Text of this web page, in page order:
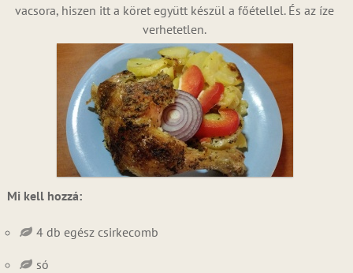
vacsora, hiszen itt a köret együtt készül a főétellel. És az íze
verhetetlen.
Mi kell hozzá:
4 db egész csirkecomb
só